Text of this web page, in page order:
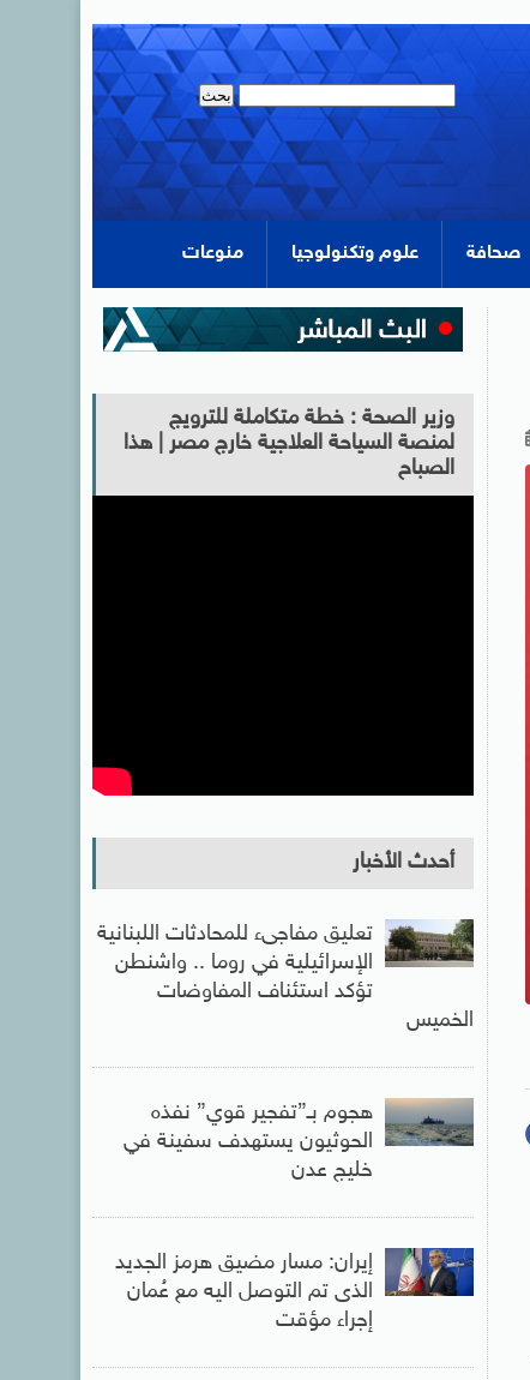
صحافة علوم وتكنولوجيا منوعات
وزير الصحة : خطة متكاملة للترويج
لمنصة السياحة العلاجية خارج مصر | هذا
الصباح
أحدث الأخبار
تعليق مفاجىء للمحادثات اللبنانية
الإسرائيلية في روما .. واشنطن
تؤكد استئناف المفاوضات
الخميس
هجوم بـ”تفجير قوي” نفذه
الحوثيون يستهدف سفينة في
خليج عدن
إيران: مسار مضيق هرمز الجديد
الذى تم التوصل اليه مع عُمان
إجراء مؤقت